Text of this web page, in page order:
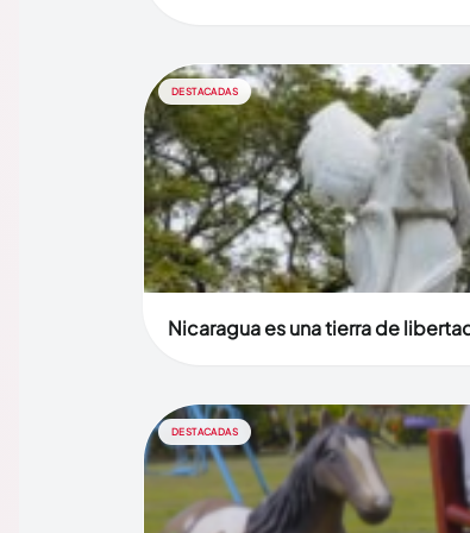
DESTACADAS
Nicaragua es una tierra de
DESTACADAS